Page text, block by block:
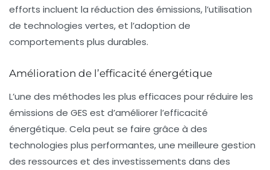
efforts incluent la réduction des émissions, l’utilisation
de technologies vertes, et l’adoption de
comportements plus durables.
Amélioration de l’efficacité énergétique
L’une des méthodes les plus efficaces pour réduire les
émissions de GES est d’améliorer l’efficacité
énergétique. Cela peut se faire grâce à des
technologies plus performantes, une meilleure gestion
des ressources et des investissements dans des